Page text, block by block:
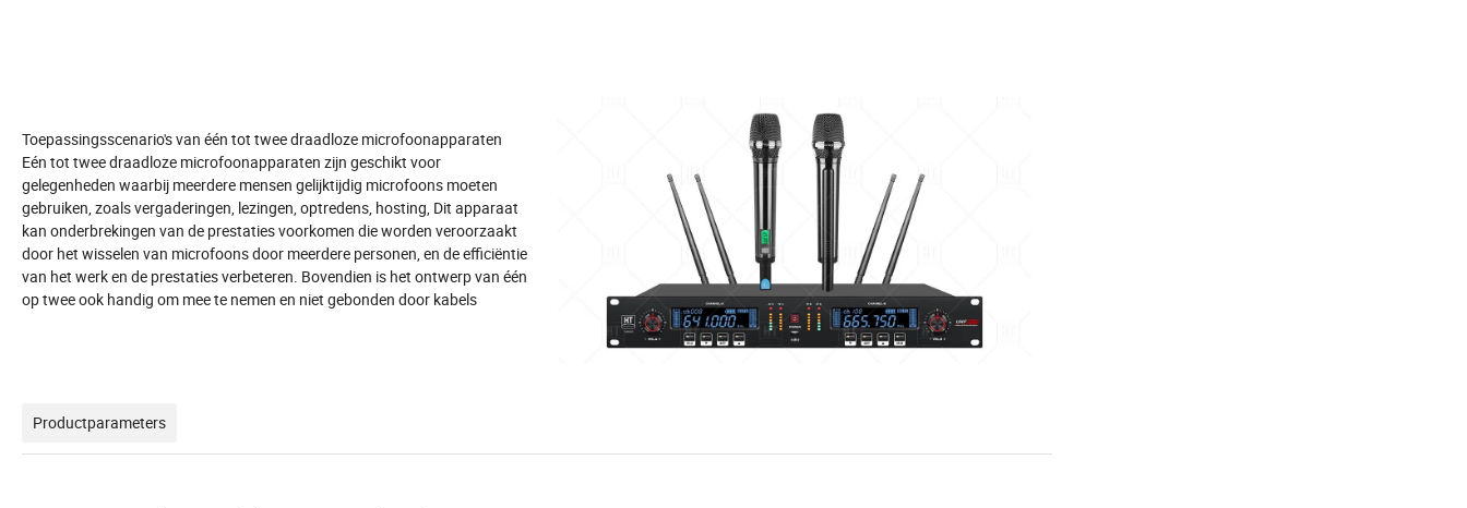
Toepassingsscenario's van één tot twee draadloze microfoonapparaten
Eén tot twee draadloze microfoonapparaten zijn geschikt voor
gelegenheden waarbij meerdere mensen gelijktijdig microfoons moeten
gebruiken, zoals vergaderingen, lezingen, optredens, hosting, Dit apparaat
kan onderbrekingen van de prestaties voorkomen die worden veroorzaakt
door het wisselen van microfoons door meerdere personen, en de efficiëntie
van het werk en de prestaties verbeteren. Bovendien is het ontwerp van één
op twee ook handig om mee te nemen en niet gebonden door kabels
Productparameters